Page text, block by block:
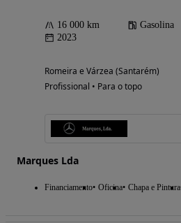
16 000 km Gasolina
2023
Romeira e Várzea (Santarém)
Profissional • Para o topo
Marques Lda
Financiamento Oficina Chapa e Pintura